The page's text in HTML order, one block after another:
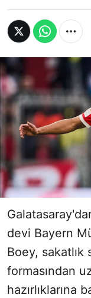
devi Bayern
Boey, sakatlık
formasından
hazırlıklarına